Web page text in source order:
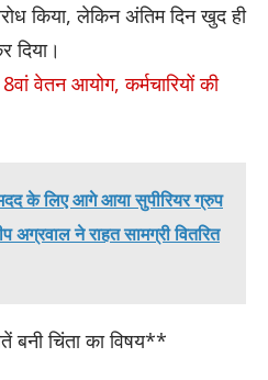
किया, लेकिन अंतिम दिन खुद ही
दिया।
वेतन आयोग, कर्मचारियों की
के लिए आगे आया सुपीरियर ग्रुप
ने राहत सामग्री वितरित
बनी चिंता का विषय**